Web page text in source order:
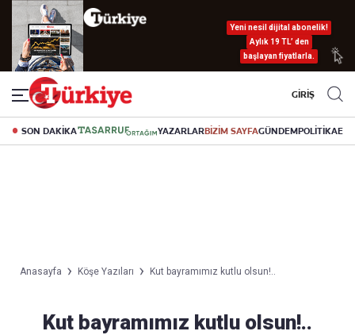
Yeni nesil dijital abonelik!
Aylık 19 TL’ den
başlayan fiyatlarla.
GİRİŞ
SON DAKİKA YAZARLARBİZİM SAYFAGÜNDEMPOLİTİKA
Anasayfa Köşe Yazıları Kut bayramımız kutlu olsun!..
Kut bayramımız kutlu olsun!..